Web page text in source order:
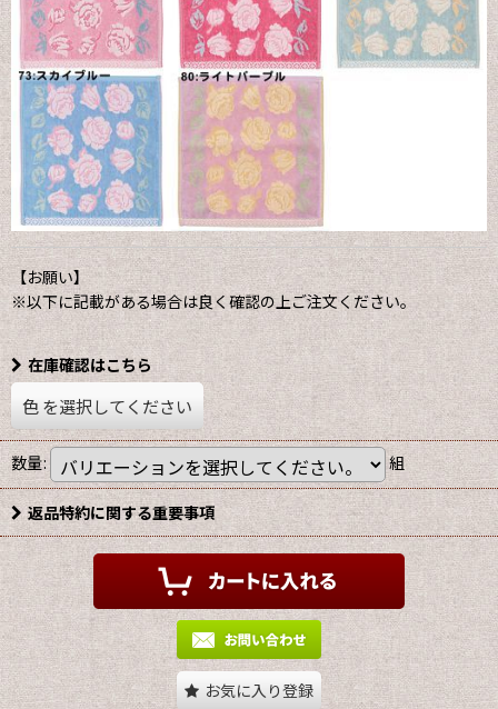
【お願い】
※以下に記載がある場合は良く確認の上ご注文ください。
在庫確認はこちら
色を選択してください
数量: 組
返品特約に関する重要事項
お気に入り登録